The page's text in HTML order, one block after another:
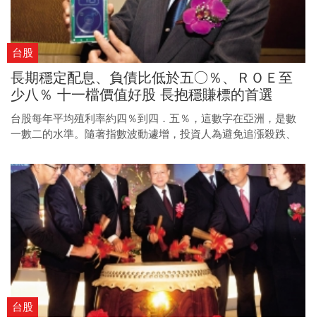
台股
長期穩定配息、負債比低於五○％、ＲＯＥ至
少八％ 十一檔價值好股 長抱穩賺標的首選
台股每年平均殖利率約四％到四．五％，這數字在亞洲，是數
一數二的水準。隨著指數波動遽增，投資人為避免追漲殺跌、
營運狀況無虞，且目前股價不貴的標的，重新調整股市策略。
台股